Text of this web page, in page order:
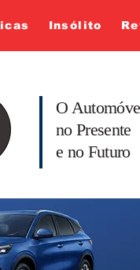
Insólito
O
no Presente
e no Futuro